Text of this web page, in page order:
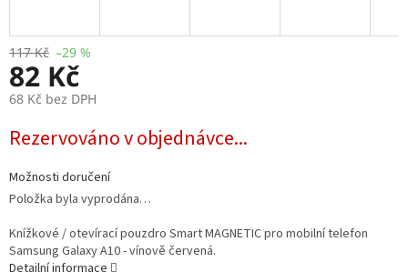
117 Kč –29 %
82 Kč
68 Kč bez DPH
cena:
Rezervováno v objednávce...
Možnosti doručení
Položka byla vyprodána…
Knížkové / otevírací pouzdro Smart MAGNETIC pro mobilní telefon
Samsung Galaxy A10 - vínově červená.